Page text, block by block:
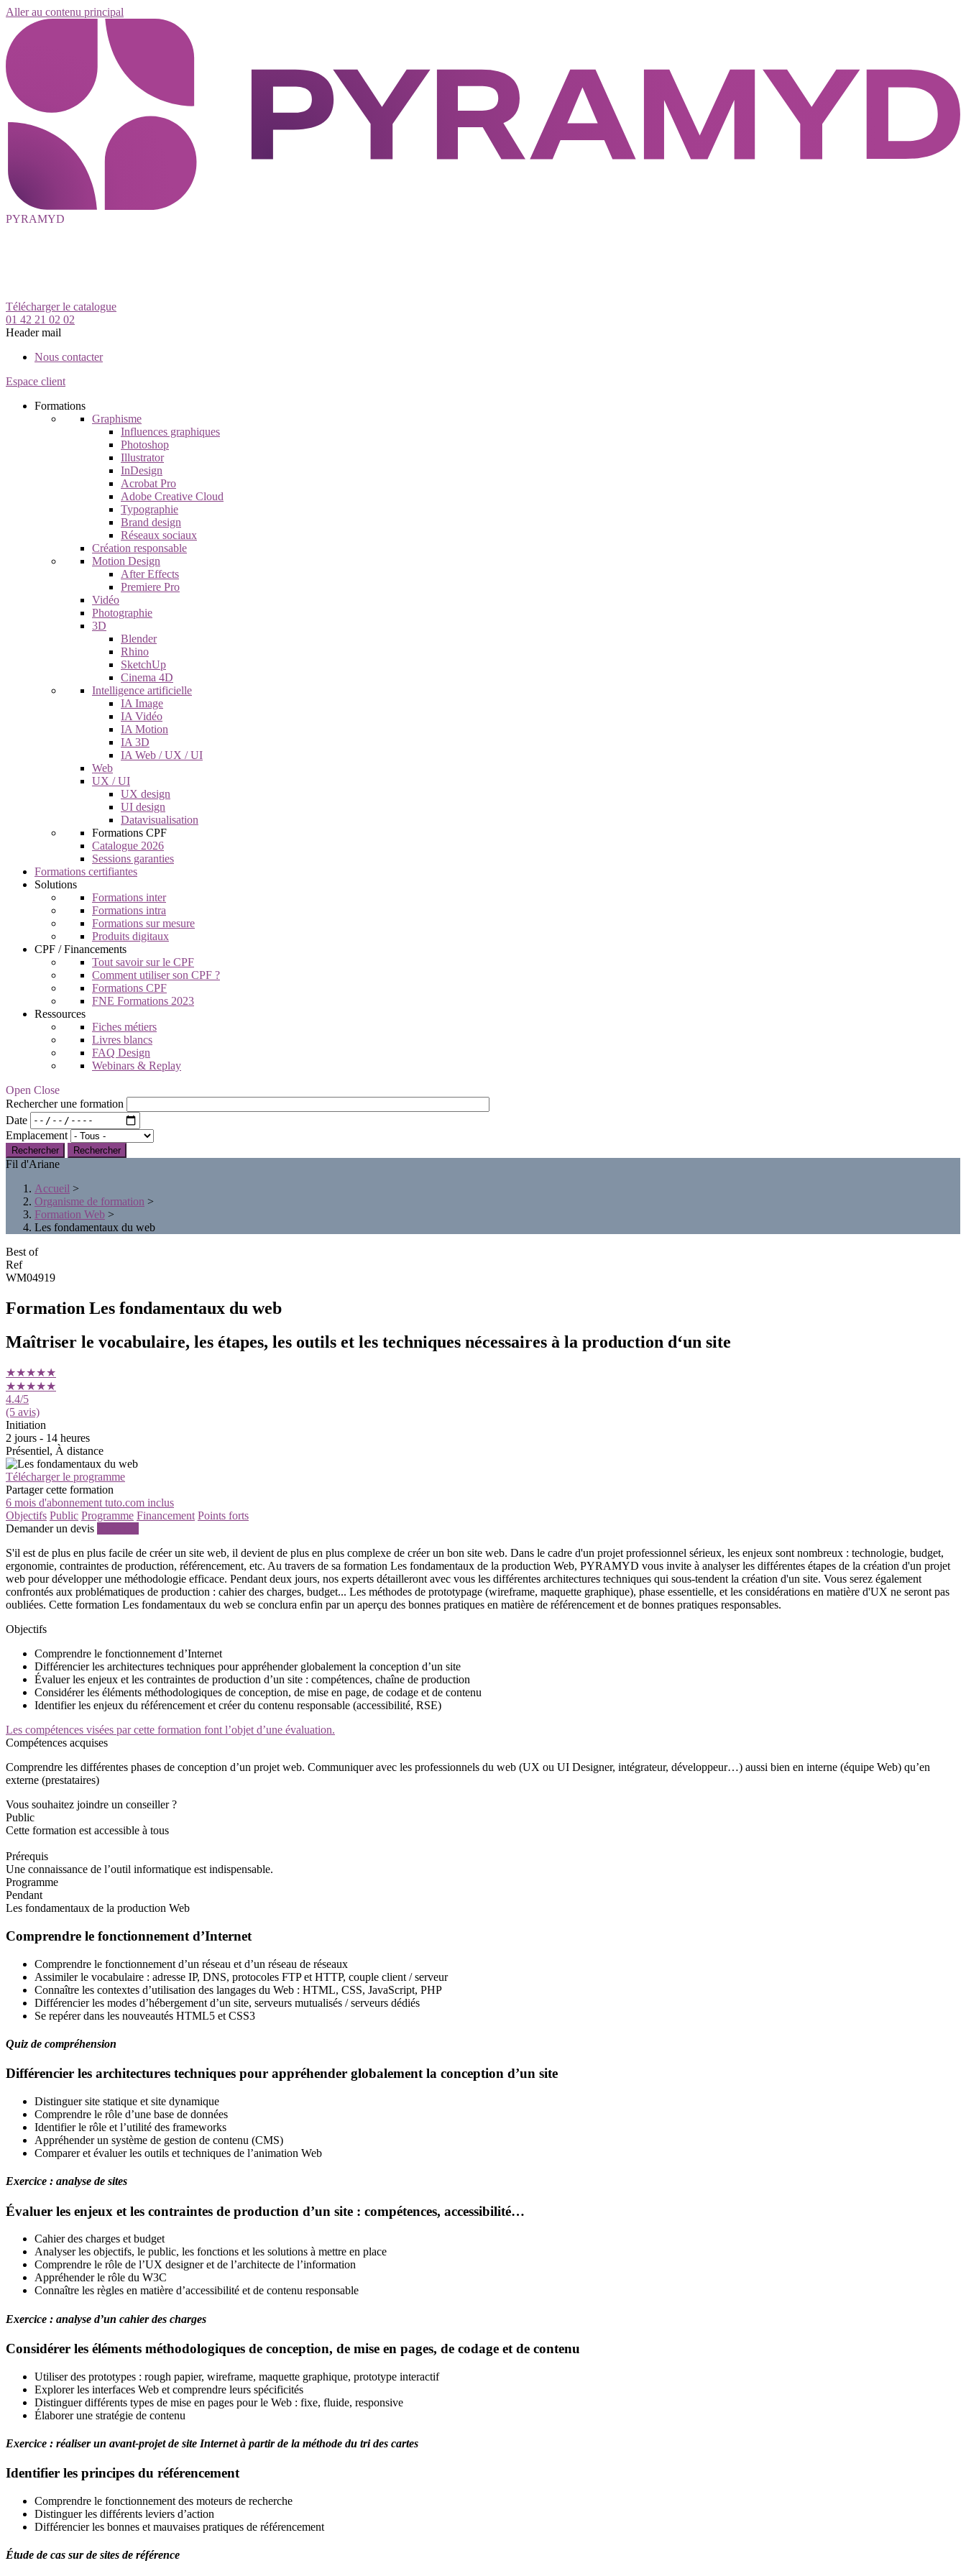
Aller au contenu principal
PYRAMYD
Télécharger le catalogue
01 42 21 02 02
Header mail
Nous contacter
Espace client
Formations
Graphisme
Influences graphiques
Photoshop
Illustrator
InDesign
Acrobat Pro
Adobe Creative Cloud
Typographie
Brand design
Réseaux sociaux
Création responsable
Motion Design
After Effects
Premiere Pro
Vidéo
Photographie
3D
Blender
Rhino
SketchUp
Cinema 4D
Intelligence artificielle
IA Image
IA Vidéo
IA Motion
IA 3D
IA Web / UX / UI
Web
UX / UI
UX design
UI design
Datavisualisation
Formations CPF
Catalogue 2026
Sessions garanties
Formations certifiantes
Solutions
Formations inter
Formations intra
Formations sur mesure
Produits digitaux
CPF / Financements
Tout savoir sur le CPF
Comment utiliser son CPF ?
Formations CPF
FNE Formations 2023
Ressources
Fiches métiers
Livres blancs
FAQ Design
Webinars & Replay
Open Close
Rechercher une formation
Date
Emplacement
Rechercher
Fil d'Ariane
Accueil >
Organisme de formation >
Formation Web >
Les fondamentaux du web
Best of
Ref
WM04919
Formation Les fondamentaux du web
Maîtriser le vocabulaire, les étapes, les outils et les techniques nécessaires à la production d‘un site
★★★★★
★★★★★
4.4/5
(5 avis)
Initiation
2 jours - 14 heures
Présentiel, À distance
Télécharger le programme
Partager cette formation
6 mois d'abonnement tuto.com inclus
Objectifs Public Programme Financement Points forts
Demander un devis
S'il est de plus en plus facile de créer un site web, il devient de plus en plus complexe de créer un bon site web. Dans le cadre d'un projet professionnel sérieux, les enjeux sont nombreux : technologie, budget,
ergonomie, contraintes de production, référencement, etc. Au travers de sa formation Les fondamentaux de la production Web, PYRAMYD vous invite à analyser les différentes étapes de la création d'un projet
web pour développer une méthodologie efficace. Pendant deux jours, nos experts détailleront avec vous les différentes architectures techniques qui sous-tendent la création d'un site. Vous serez également
confrontés aux problématiques de production : cahier des charges, budget... Les méthodes de prototypage (wireframe, maquette graphique), phase essentielle, et les considérations en matière d'UX ne seront pas
oubliées. Cette formation Les fondamentaux du web se conclura enfin par un aperçu des bonnes pratiques en matière de référencement et de bonnes pratiques responsables.
Objectifs
Comprendre le fonctionnement d’Internet
Différencier les architectures techniques pour appréhender globalement la conception d’un site
Évaluer les enjeux et les contraintes de production d’un site : compétences, chaîne de production
Considérer les éléments méthodologiques de conception, de mise en page, de codage et de contenu
Identifier les enjeux du référencement et créer du contenu responsable (accessibilité, RSE)
Les compétences visées par cette formation font l’objet d’une évaluation.
Compétences acquises
Comprendre les différentes phases de conception d’un projet web. Communiquer avec les professionnels du web (UX ou UI Designer, intégrateur, développeur…) aussi bien en interne (équipe Web) qu’en
externe (prestataires)
Vous souhaitez joindre un conseiller ?
Public
Cette formation est accessible à tous
Prérequis
Une connaissance de l’outil informatique est indispensable.
Programme
Pendant
Les fondamentaux de la production Web
Comprendre le fonctionnement d’Internet
Comprendre le fonctionnement d’un réseau et d’un réseau de réseaux
Assimiler le vocabulaire : adresse IP, DNS, protocoles FTP et HTTP, couple client / serveur
Connaître les contextes d’utilisation des langages du Web : HTML, CSS, JavaScript, PHP
Différencier les modes d’hébergement d’un site, serveurs mutualisés / serveurs dédiés
Se repérer dans les nouveautés HTML5 et CSS3
Quiz de compréhension
Différencier les architectures techniques pour appréhender globalement la conception d’un site
Distinguer site statique et site dynamique
Comprendre le rôle d’une base de données
Identifier le rôle et l’utilité des frameworks
Appréhender un système de gestion de contenu (CMS)
Comparer et évaluer les outils et techniques de l’animation Web
Exercice : analyse de sites
Évaluer les enjeux et les contraintes de production d’un site : compétences, accessibilité…
Cahier des charges et budget
Analyser les objectifs, le public, les fonctions et les solutions à mettre en place
Comprendre le rôle de l’UX designer et de l’architecte de l’information
Appréhender le rôle du W3C
Connaître les règles en matière d’accessibilité et de contenu responsable
Exercice : analyse d’un cahier des charges
Considérer les éléments méthodologiques de conception, de mise en pages, de codage et de contenu
Utiliser des prototypes : rough papier, wireframe, maquette graphique, prototype interactif
Explorer les interfaces Web et comprendre leurs spécificités
Distinguer différents types de mise en pages pour le Web : fixe, fluide, responsive
Élaborer une stratégie de contenu
Exercice : réaliser un avant-projet de site Internet à partir de la méthode du tri des cartes
Identifier les principes du référencement
Comprendre le fonctionnement des moteurs de recherche
Distinguer les différents leviers d’action
Différencier les bonnes et mauvaises pratiques de référencement
Étude de cas sur de sites de référence